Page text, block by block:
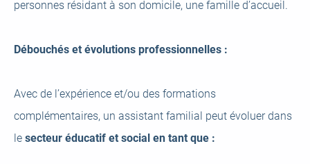
personnes résidant à son domicile, une famille d’accueil.
Débouchés et évolutions professionnelles :
Avec de l’expérience et/ou des formations
complémentaires, un assistant familial peut évoluer dans
le secteur éducatif et social en tant que :